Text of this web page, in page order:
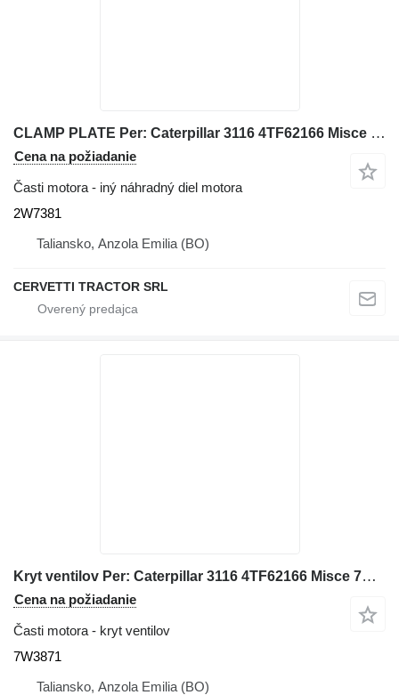
CLAMP PLATE Per: Caterpillar 3116 4TF62166 Misce 2W7381 na kolesového nakladača Caterpillar 928G IT28G
Cena na požiadanie
Časti motora - iný náhradný diel motora
2W7381
Taliansko, Anzola Emilia (BO)
CERVETTI TRACTOR SRL
Kryt ventilov Per: Caterpillar 3116 4TF62166 Misce 7W3871 na kolesového nakladača Caterpillar 928G IT28G
Cena na požiadanie
Časti motora - kryt ventilov
7W3871
Taliansko, Anzola Emilia (BO)